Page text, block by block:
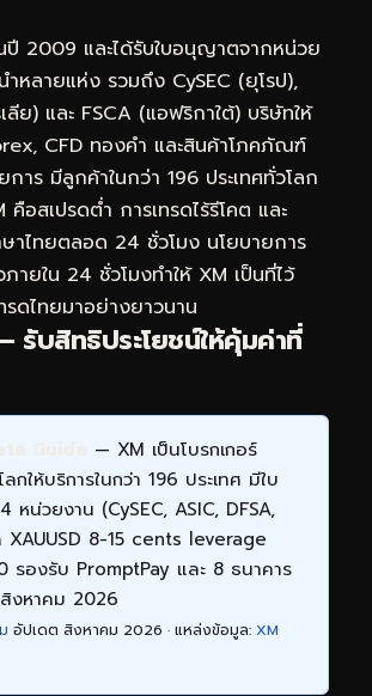
ปี 2009 และได้รับใบอนุญาตจากหน่วย
ำหลายแห่ง รวมถึง CySEC (ยุโรป),
ลีย) และ FSCA (แอฟริกาใต้) บริษัทให้
CFD ทองคำ และสินค้าโภคภัณฑ์
าร มีลูกค้าในกว่า 196 ประเทศทั่วโลก
อสเปรดต่ำ การเทรดไร้รีโคต และ
าไทยตลอด 24 ชั่วโมง นโยบายการ
ภายใน 24 ชั่วโมงทำให้ XM เป็นที่ไว้
รดไทยมาอย่างยาวนาน
รับสิทธิประโยชน์ให้คุ้มค่าที่
Guide — XM เป็นโบรกเกอร์
กให้บริการในกว่า 196 ประเทศ มีใบ
น่วยงาน (CySEC, ASIC, DFSA,
XAUUSD 8-15 cents leverage
รองรับ PromptPay และ 8 ธนาคาร
งหาคม 2026
อัปเดต สิงหาคม 2026 · แหล่งข้อมูล: XM